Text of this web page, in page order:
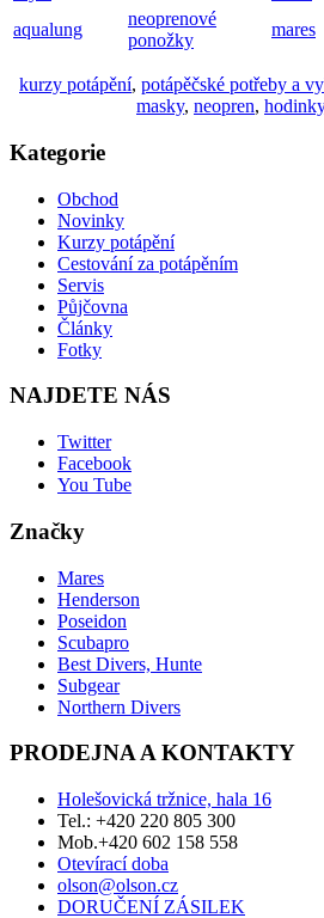
aqualung
neoprenové
ponožky
mares
kurzy potápění, potápěčské potřeby a
masky, neopren, hodinky
Kategorie
Obchod
Novinky
Kurzy potápění
Cestování za potápěním
Servis
Půjčovna
Články
Fotky
NAJDETE NÁS
Twitter
Facebook
You Tube
Značky
Mares
Henderson
Poseidon
Scubapro
Best Divers, Hunte
Subgear
Northern Divers
PRODEJNA A KONTAKTY
Holešovická tržnice, hala 16
Tel.: +420 220 805 300
Mob.+420 602 158 558
Otevírací doba
olson@olson.cz
DORUČENÍ ZÁSILEK